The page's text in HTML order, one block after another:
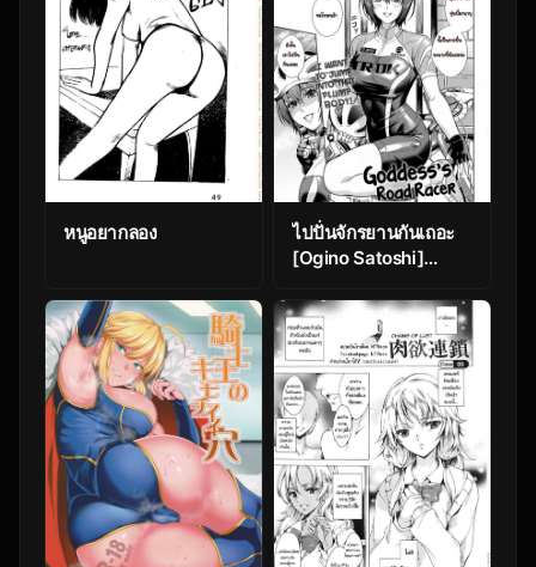
หนูอยากลอง
ไปปั่นจักรยานกันเถอะ
[Ogino Satoshi]
Racer | Goddess’s
Road Racer (COMIC
Anthurium 2021-03)